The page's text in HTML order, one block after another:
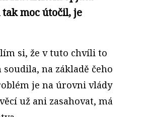
moc útočil, je
si, že v tuto chvíli to
na základě čeho
je na úrovni vlády
už ani zasahovat, má